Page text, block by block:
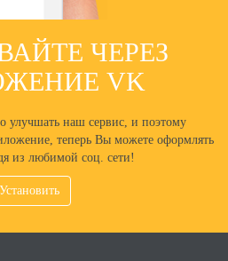
ЧЕРЕЗ
VK
улучшать наш сервис, и поэтому
теперь Вы можете оформлять
из любимой соц. сети!
Установить